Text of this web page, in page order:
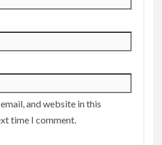
and website in this
time I comment.